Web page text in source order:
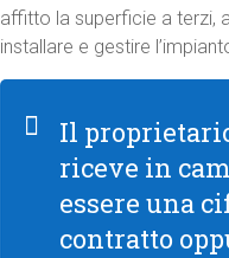
affitto la superficie a terzi,
installare e gestire
Il
riceve in
essere una
contratto